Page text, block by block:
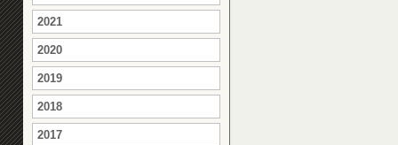
2021
2020
2019
2018
2017